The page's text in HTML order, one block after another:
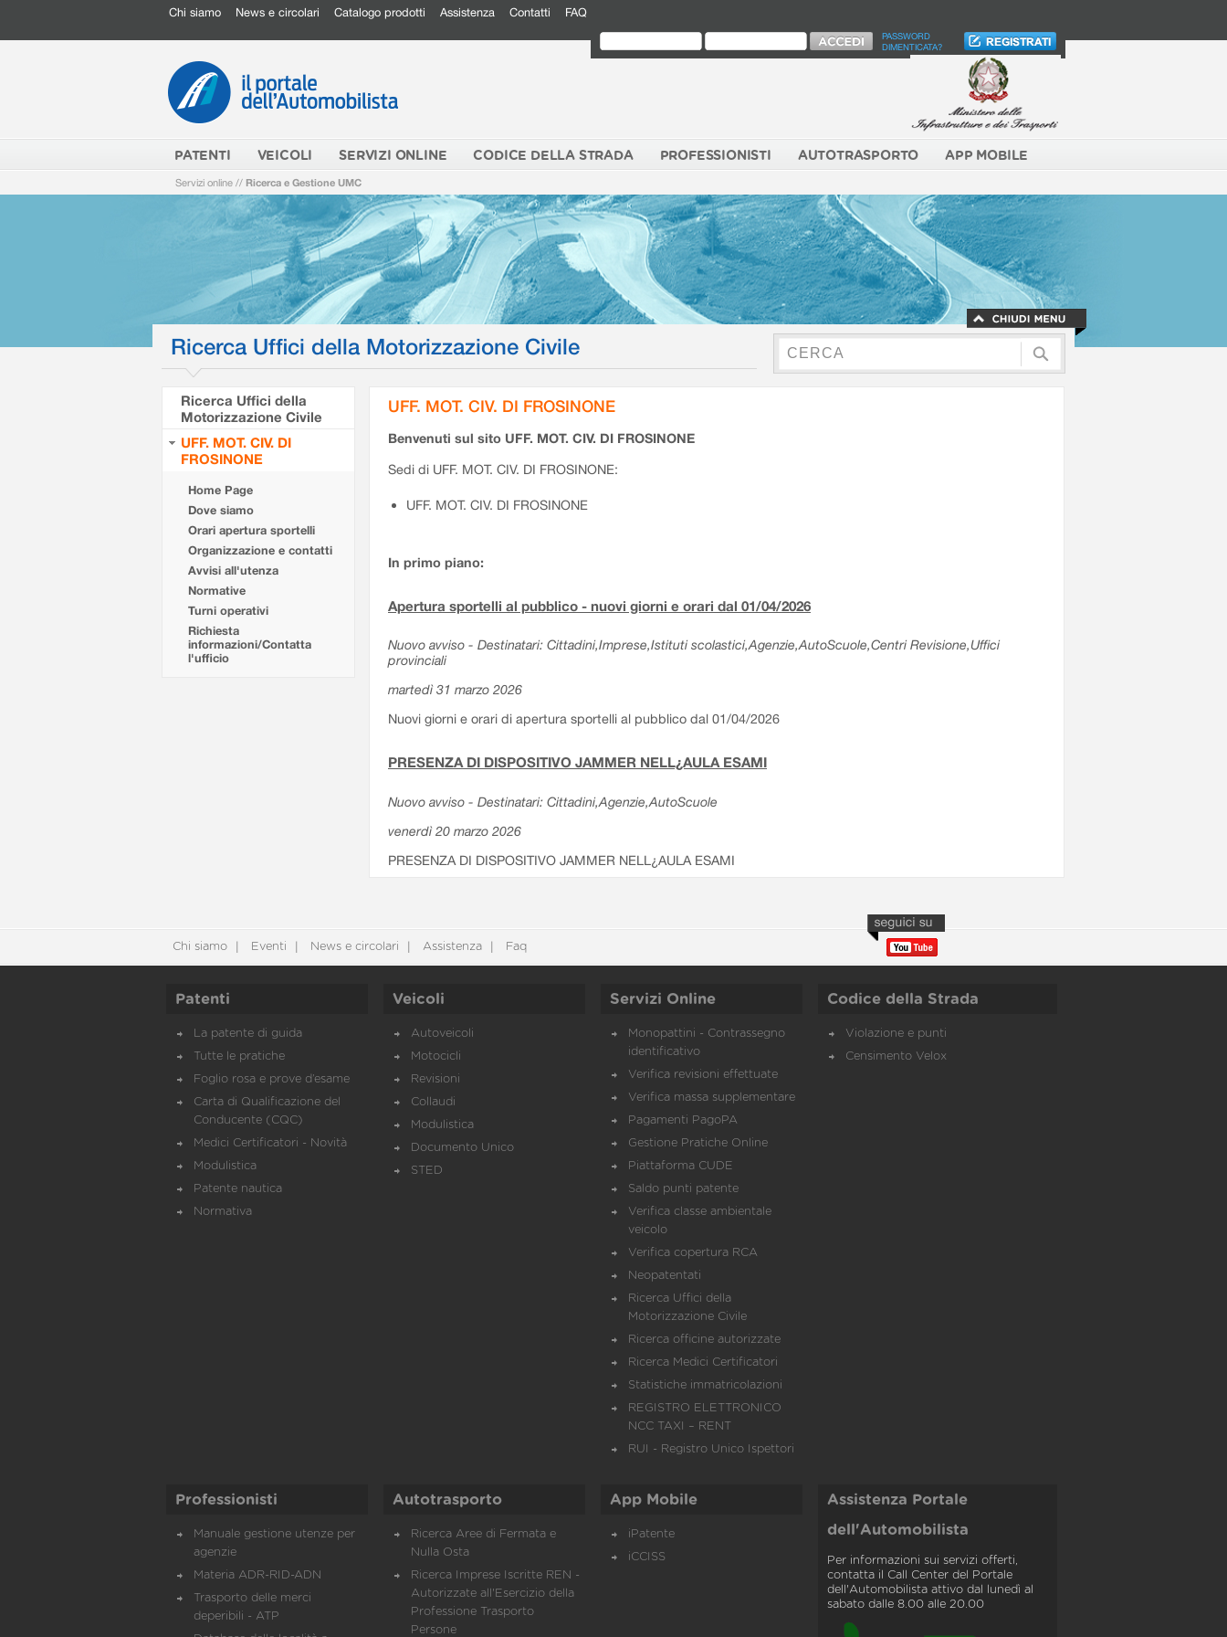
Chi siamo News e circolari Catalogo prodotti Assistenza Contatti FAQ
PASSWORD
DIMENTICATA?
PATENTI VEICOLI SERVIZI ONLINE CODICE DELLA STRADA PROFESSIONISTI AUTOTRASPORTO APP MOBILE
Servizi online // Ricerca e Gestione UMC
Ricerca Uffici della Motorizzazione Civile
Ricerca Uffici della
Motorizzazione Civile
UFF. MOT. CIV. DI
FROSINONE
Home Page
Dove siamo
Orari apertura sportelli
Organizzazione e contatti
Avvisi all'utenza
Normative
Turni operativi
Richiesta
informazioni/Contatta
l'ufficio
UFF. MOT. CIV. DI FROSINONE
Benvenuti sul sito UFF. MOT. CIV. DI FROSINONE
Sedi di UFF. MOT. CIV. DI FROSINONE:
UFF. MOT. CIV. DI FROSINONE
In primo piano:
Apertura sportelli al pubblico - nuovi giorni e orari dal 01/04/2026
Nuovo avviso - Destinatari: Cittadini,Imprese,Istituti scolastici,Agenzie,AutoScuole,Centri Revisione,Uffici
provinciali
martedì 31 marzo 2026
Nuovi giorni e orari di apertura sportelli al pubblico dal 01/04/2026
PRESENZA DI DISPOSITIVO JAMMER NELL¿AULA ESAMI
Nuovo avviso - Destinatari: Cittadini,Agenzie,AutoScuole
venerdì 20 marzo 2026
PRESENZA DI DISPOSITIVO JAMMER NELL¿AULA ESAMI
Chi siamo Eventi News e circolari Assistenza Faq
Patenti
La patente di guida
Tutte le pratiche
Foglio rosa e prove d’esame
Carta di Qualificazione del
Conducente (CQC)
Medici Certificatori - Novità
Modulistica
Patente nautica
Normativa
Veicoli
Autoveicoli
Motocicli
Revisioni
Collaudi
Modulistica
Documento Unico
STED
Servizi Online
Monopattini - Contrassegno
identificativo
Verifica revisioni effettuate
Verifica massa supplementare
Pagamenti PagoPA
Gestione Pratiche Online
Piattaforma CUDE
Saldo punti patente
Verifica classe ambientale
veicolo
Verifica copertura RCA
Neopatentati
Ricerca Uffici della
Motorizzazione Civile
Ricerca officine autorizzate
Ricerca Medici Certificatori
Statistiche immatricolazioni
REGISTRO ELETTRONICO
NCC TAXI – RENT
RUI - Registro Unico Ispettori
Codice della Strada
Violazione e punti
Censimento Velox
Professionisti
Manuale gestione utenze per
agenzie
Materia ADR-RID-ADN
Trasporto delle merci
deperibili - ATP
Autotrasporto
Ricerca Aree di Fermata e
Nulla Osta
Ricerca Imprese Iscritte REN -
Autorizzate all'Esercizio della
Professione Trasporto
Persone
App Mobile
iPatente
iCCISS
Assistenza Portale
dell'Automobilista
Per informazioni sui servizi offerti,
contatta il Call Center del Portale
dell'Automobilista attivo dal lunedì al
sabato dalle 8.00 alle 20.00